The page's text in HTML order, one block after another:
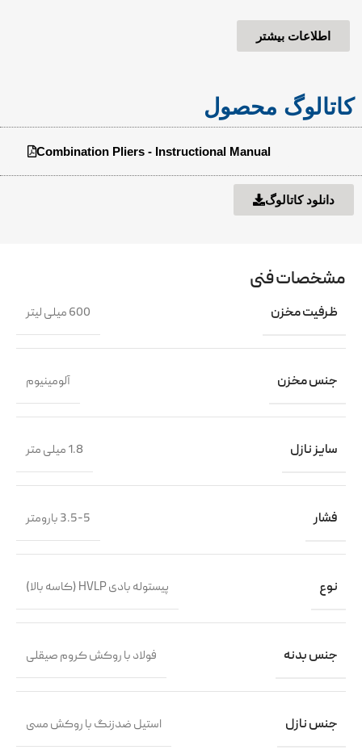
اطلاعات بیشتر
کاتالوگ محصول
Combination Pliers - Instructional Manual
دانلود کاتالوگ
مشخصات فنی
ظرفیت مخزن 600 میلی لیتر
جنس مخزن آلومینیوم
سایز نازل 1.8 میلی متر
فشار 3.5-5 بارومتر
نوع پیستوله بادی HVLP (کاسه بالا)
جنس بدنه فولاد با روکش کروم صیقلی
جنس نازل استیل ضدزنگ با روکش مسی